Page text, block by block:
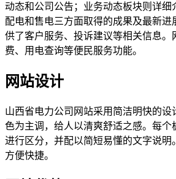
动态和公司公告；业务动态板块则详细
配电和售电三方面取得的成果及最新进
供了客户服务、投诉建议等相关信息。
费、用电查询等便民服务功能。
网站设计
山西省电力公司网站采用简洁明快的设
色为主调，给人以清爽舒适之感。每个
进行区分，并配以简短易懂的文字说明
方便快捷。